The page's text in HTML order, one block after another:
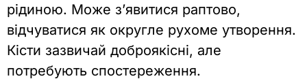
рідиною. Може з’явитися раптово,
відчуватися як округле рухоме утворення.
Кісти зазвичай доброякісні, але
потребують спостереження.